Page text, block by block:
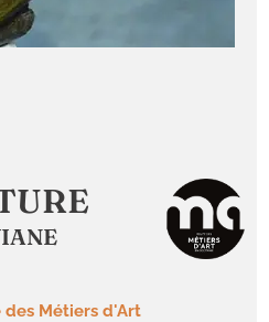
Métiers d'Art